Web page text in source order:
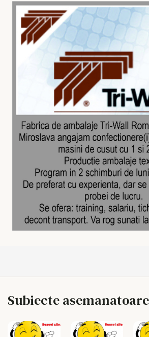
Subiecte asemanatoare